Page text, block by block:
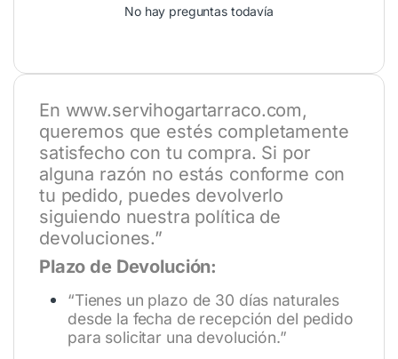
No hay preguntas todavía
En www.servihogartarraco.com,
queremos que estés completamente
satisfecho con tu compra. Si por
alguna razón no estás conforme con
tu pedido, puedes devolverlo
siguiendo nuestra política de
devoluciones.”
Plazo de Devolución:
“Tienes un plazo de 30 días naturales
desde la fecha de recepción del pedido
para solicitar una devolución.”